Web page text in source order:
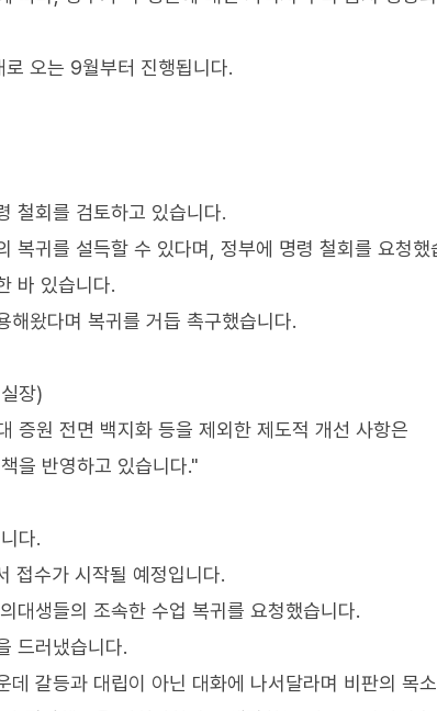
오는 9월부터 진행됩니다.
철회를 검토하고 있습니다.
복귀를 설득할 수 있다며, 정부에 명령 철회를 요청했
바 있습니다.
왔다며 복귀를 거듭 촉구했습니다.
장)
증원 전면 백지화 등을 제외한 제도적 개선 사항은
을 반영하고 있습니다."
다.
접수가 시작될 예정입니다.
대생들의 조속한 수업 복귀를 요청했습니다.
드러냈습니다.
갈등과 대립이 아닌 대화에 나서달라며 비판의 목